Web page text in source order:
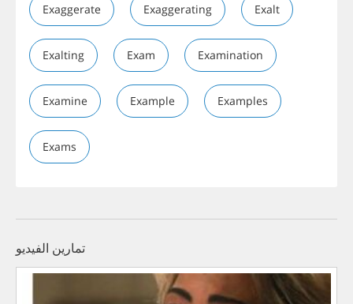
Exaggerate Exaggerating Exalt
Exalting Exam Examination
Examine Example Examples
Exams
تمارين الفيديو